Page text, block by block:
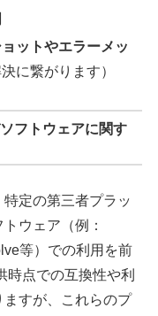
ットやエラーメッ
に繋がります）
フトウェアに関す
定の第三者プラッ
ウェア（例：
等）での利用を前
時点での互換性や利
すが、これらのプ